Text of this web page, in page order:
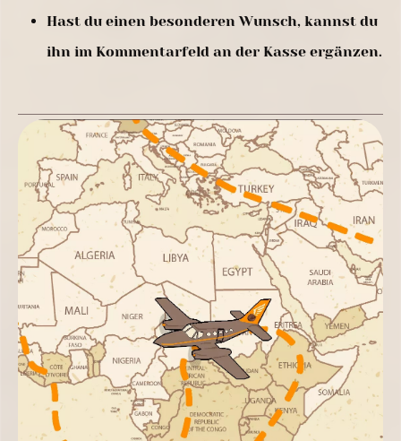
Hast du einen besonderen Wunsch, kannst du
ihn im Kommentarfeld an der Kasse ergänzen.